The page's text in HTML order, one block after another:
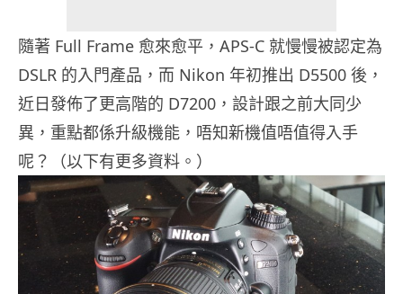
隨著 Full Frame 愈來愈平，APS-C 就慢慢被認定為
DSLR 的入門產品，而 Nikon 年初推出 D5500 後，
近日發佈了更高階的 D7200，設計跟之前大同少
異，重點都係升級機能，唔知新機值唔值得入手
呢？（以下有更多資料。）